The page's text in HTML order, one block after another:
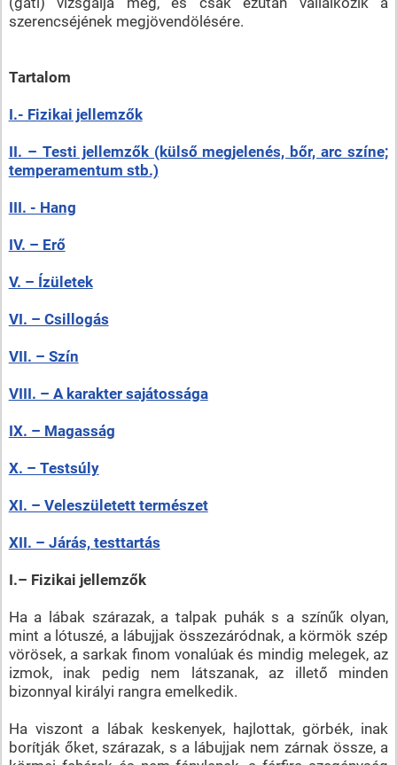
szerencséjének megjövendölésére.
Tartalom
I.- Fizikai jellemzők
II. – Testi jellemzők (külső megjelenés, bőr, arc színe;
temperamentum stb.)
III. - Hang
IV. – Erő
V. – Ízületek
VI. – Csillogás
VII. – Szín
VIII. – A karakter sajátossága
IX. – Magasság
X. – Testsúly
XI. – Veleszületett természet
XII. – Járás, testtartás
I.– Fizikai jellemzők
Ha a lábak szárazak, a talpak puhák s a színűk olyan,
mint a lótuszé, a lábujjak összezáródnak, a körmök szép
vörösek, a sarkak finom vonalúak és mindig melegek, az
izmok, inak pedig nem látszanak, az illető minden
bizonnyal királyi rangra emelkedik.
Ha viszont a lábak keskenyek, hajlottak, görbék, inak
borítják őket, szárazak, s a lábujjak nem zárnak össze, a